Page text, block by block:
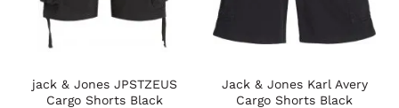
jack & Jones JPSTZEUS
Cargo Shorts Black
Jack & Jones Karl Avery
Cargo Shorts Black